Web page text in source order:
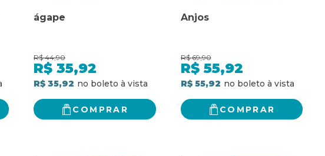
ágape
R$ 44,90
R$ 35,92
R$ 35,92
COMPRAR
Anjos
R$ 69,90
R$ 55,92
R$ 55,92
COMPRAR